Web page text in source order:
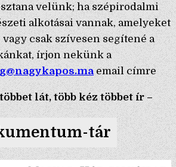
velünk; ha szépirodalmi
alkotásai vannak, amelyeket
csak szívesen segítené a
írjon nekünk a
email címre
lát, több kéz többet ír –
tár